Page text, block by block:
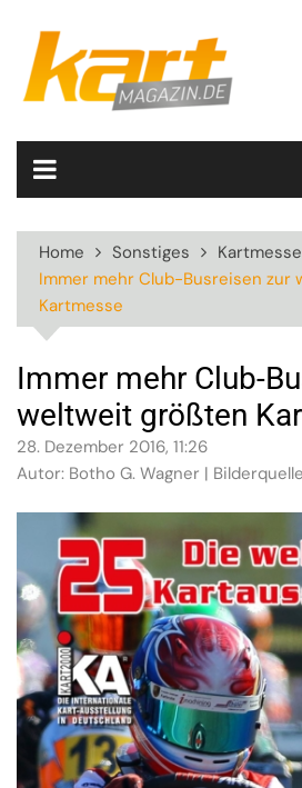
content
Home Sonstiges
Kartmesse
Immer mehr Club-Busreisen zur
Kartmesse
Immer mehr Club-
weltweit größten
28. Dezember 2016, 11:26
Autor: Botho G. Wagner |